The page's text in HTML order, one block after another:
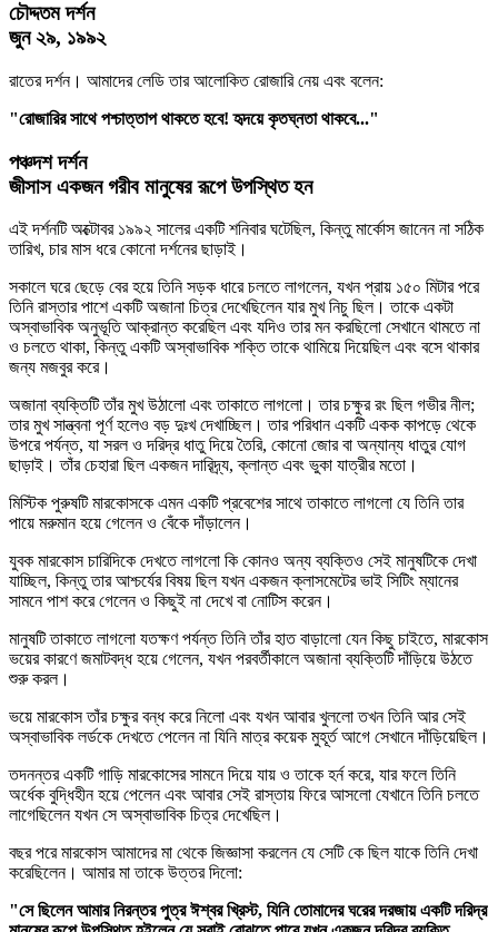
চৌদ্দতম দর্শন
জুন ২৯, ১৯৯২
রাতের দর্শন। আমাদের লেডি তার আলোকিত রোজারি নেয় এবং বলেন:
"রোজারির সাথে পশ্চাত্তাপ থাকতে হবে! হৃদয়ে কৃতঘ্নতা থাকবে..."
পঞ্চদশ দর্শন
জীসাস একজন গরীব মানুষের রূপে উপস্থিত হন
এই দর্শনটি অক্টোবর ১৯৯২ সালের একটি শনিবার ঘটেছিল, কিন্তু মার্কোস জানেন না সঠিক
তারিখ, চার মাস ধরে কোনো দর্শনের ছাড়াই।
সকালে ঘরে ছেড়ে বের হয়ে তিনি সড়ক ধারে চলতে লাগলেন, যখন প্রায় ১৫০ মিটার পরে
তিনি রাস্তার পাশে একটি অজানা চিত্র দেখেছিলেন যার মুখ নিচু ছিল। তাকে একটা
অস্বাভাবিক অনুভূতি আক্রান্ত করেছিল এবং যদিও তার মন করছিলো সেখানে থামতে না
ও চলতে থাকা, কিন্তু একটি অস্বাভাবিক শক্তি তাকে থামিয়ে দিয়েছিল এবং বসে থাকার
জন্য মজবুর করে।
অজানা ব্যক্তিটি তাঁর মুখ উঠালো এবং তাকাতে লাগলো। তার চক্ষুর রং ছিল গভীর নীল;
তার মুখ সান্ত্বনা পূর্ণ হলেও বড় দুঃখ দেখাচ্ছিল। তার পরিধান একটি একক কাপড়ে থেকে
উপরে পর্যন্ত, যা সরল ও দরিদ্র ধাতু দিয়ে তৈরি, কোনো জোর বা অন্যান্য ধাতুর যোগ
ছাড়াই। তাঁর চেহারা ছিল একজন দারিদ্র্য, ক্লান্ত এবং ভুকা যাত্রীর মতো।
মিস্টিক পুরুষটি মারকোসকে এমন একটি প্রবেশের সাথে তাকাতে লাগলো যে তিনি তার
পায়ে মরুমান হয়ে গেলেন ও বেঁকে দাঁড়ালেন।
যুবক মারকোস চারিদিকে দেখতে লাগলো কি কোনও অন্য ব্যক্তিও সেই মানুষটিকে দেখা
যাচ্ছিল, কিন্তু তার আশ্চর্যের বিষয় ছিল যখন একজন ক্লাসমেটের ভাই সিটিং ম্যানের
সামনে পাশ করে গেলেন ও কিছুই না দেখে বা নোটিস করেন।
মানুষটি তাকাতে লাগলো যতক্ষণ পর্যন্ত তিনি তাঁর হাত বাড়ালো যেন কিছু চাইতে, মারকোস
ভয়ের কারণে জমাটবদ্ধ হয়ে গেলেন, যখন পরবর্তীকালে অজানা ব্যক্তিটি দাঁড়িয়ে উঠতে
শুরু করল।
ভয়ে মারকোস তাঁর চক্ষুর বন্ধ করে নিলো এবং যখন আবার খুললো তখন তিনি আর সেই
অস্বাভাবিক লর্ডকে দেখতে পেলেন না যিনি মাত্র কয়েক মুহূর্ত আগে সেখানে দাঁড়িয়েছিল।
তদনন্তর একটি গাড়ি মারকোসের সামনে দিয়ে যায় ও তাকে হর্ন করে, যার ফলে তিনি
অর্ধেক বুদ্ধিহীন হয়ে পেলেন এবং আবার সেই রাস্তায় ফিরে আসলো যেখানে তিনি চলতে
লাগেছিলেন যখন সে অস্বাভাবিক চিত্র দেখেছিল।
বছর পরে মারকোস আমাদের মা থেকে জিজ্ঞাসা করলেন যে সেটি কে ছিল যাকে তিনি দেখা
করেছিলেন। আমার মা তাকে উত্তর দিলো:
"সে ছিলেন আমার নিরন্তর পুত্র ঈশ্বর খ্রিস্ট, যিনি তোমাদের ঘরের দরজায় একটি দরিদ্র